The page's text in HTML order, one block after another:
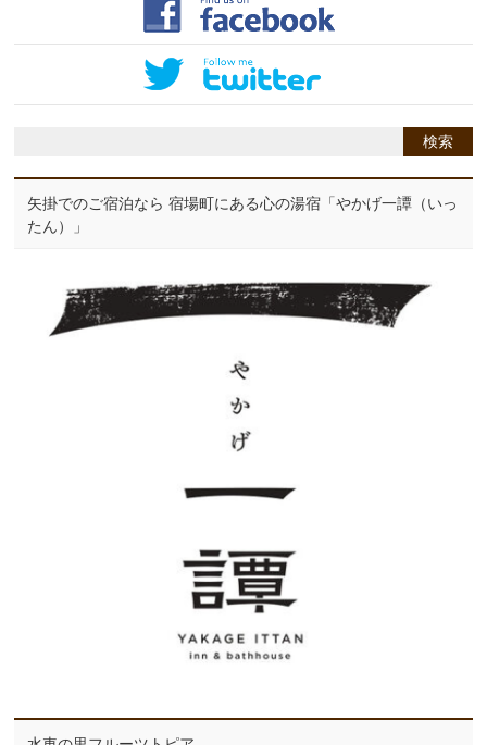
矢掛でのご宿泊なら 宿場町にある心の湯宿「やかげ一譚（いっ
たん）」